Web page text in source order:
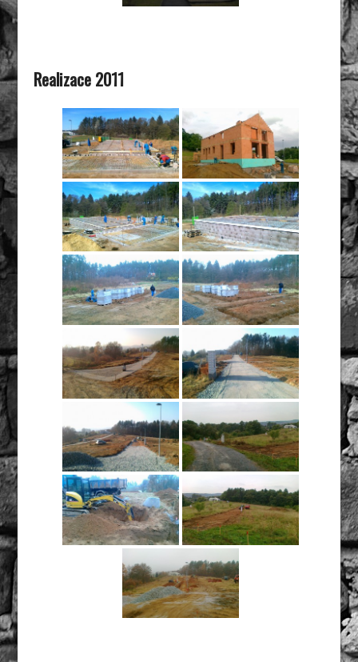
Realizace 2011